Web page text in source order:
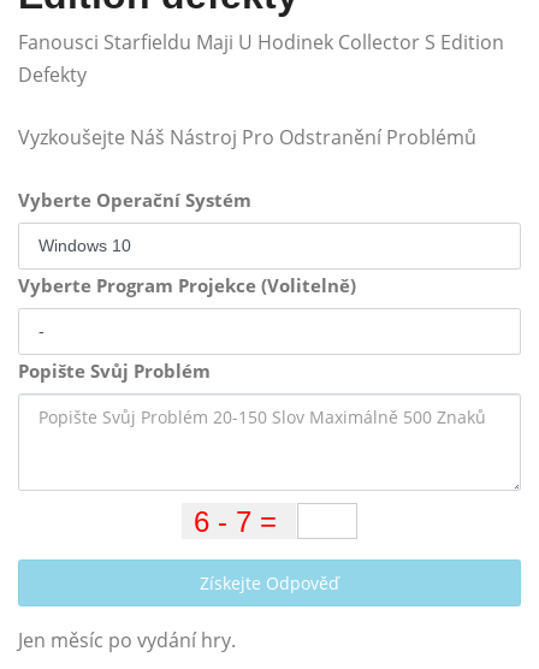
Fanousci Starfieldu Maji U Hodinek Collector S Edition
Defekty
Vyzkoušejte Náš Nástroj Pro Odstranění Problémů
Vyberte Operační Systém
Vyberte Program Projekce (Volitelně)
Popište Svůj Problém
Získejte Odpověď
Jen měsíc po vydání hry.